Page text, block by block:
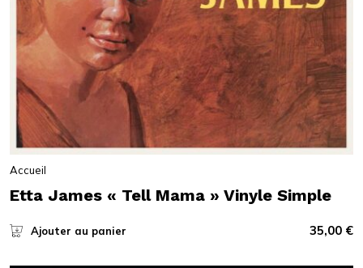
Accueil
Etta James « Tell Mama » Vinyle Simple
Ajouter au panier 35,00 €